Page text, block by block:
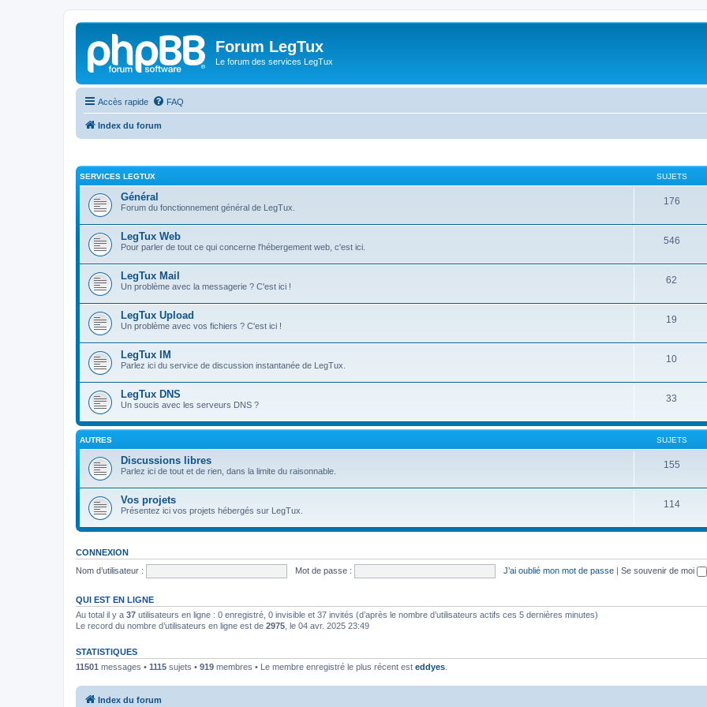
Forum LegTux
Le forum des services LegTux
Accès rapide FAQ
Index du forum
SERVICES LEGTUX SUJETS
Général
Forum du fonctionnement général de LegTux.
176
LegTux Web
Pour parler de tout ce qui concerne l'hébergement web, c'est ici.
546
LegTux Mail
Un problème avec la messagerie ? C'est ici !
62
LegTux Upload
Un problème avec vos fichiers ? C'est ici !
19
LegTux IM
Parlez ici du service de discussion instantanée de LegTux.
10
LegTux DNS
Un soucis avec les serveurs DNS ?
33
AUTRES SUJETS
Discussions libres
Parlez ici de tout et de rien, dans la limite du raisonnable.
155
Vos projets
Présentez ici vos projets hébergés sur LegTux.
114
CONNEXION
Nom d’utilisateur :
Mot de passe : J’ai oublié mon mot de passe | Se souvenir de moi
QUI EST EN LIGNE
Au total il y a 37 utilisateurs en ligne : 0 enregistré, 0 invisible et 37 invités (d’après le nombre d’utilisateurs actifs ces 5 dernières minutes)
Le record du nombre d’utilisateurs en ligne est de 2975 , le 04 avr. 2025 23:49
STATISTIQUES
11501 messages • 1115 sujets • 919 membres • Le membre enregistré le plus récent est eddyes
Index du forum